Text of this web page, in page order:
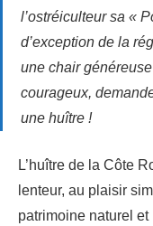
l’ostréiculteur sa «
d’exception de la
une chair
courageux,
une huître !
L’huître de la Côte
lenteur, au plaisir
patrimoine naturel et